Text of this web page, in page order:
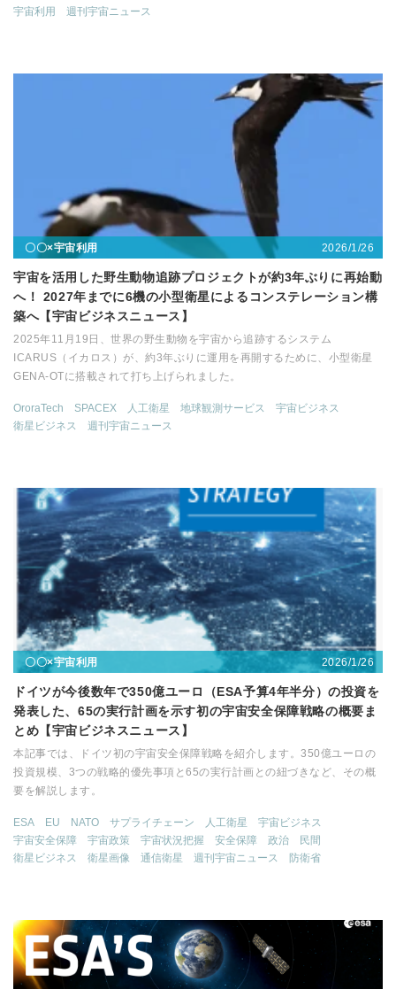
宇宙利用 週刊宇宙ニュース
〇〇×宇宙利用 2026/1/26
宇宙を活用した野生動物追跡プロジェクトが約3年ぶりに再始動
へ！ 2027年までに6機の小型衛星によるコンステレーション構
築へ【宇宙ビジネスニュース】
2025年11月19日、世界の野生動物を宇宙から追跡するシステム
ICARUS（イカロス）が、約3年ぶりに運用を再開するために、小型衛星
GENA-OTに搭載されて打ち上げられました。
OroraTech SPACEX 人工衛星 地球観測サービス
宇宙ビジネス
衛星ビジネス
週刊宇宙ニュース
〇〇×宇宙利用 2026/1/26
ドイツが今後数年で350億ユーロ（ESA予算4年半分）の投資を
発表した、65の実行計画を示す初の宇宙安全保障戦略の概要ま
とめ【宇宙ビジネスニュース】
本記事では、ドイツ初の宇宙安全保障戦略を紹介します。350億ユーロの
投資規模、3つの戦略的優先事項と65の実行計画との紐づきなど、その概
要を解説します。
ESA EU NATO サプライチェーン 人工衛星
宇宙ビジネス
宇宙安全保障
宇宙政策 宇宙状況把握 安全保障 政治
民間
衛星ビジネス
衛星画像 通信衛星 週刊宇宙ニュース 防衛省